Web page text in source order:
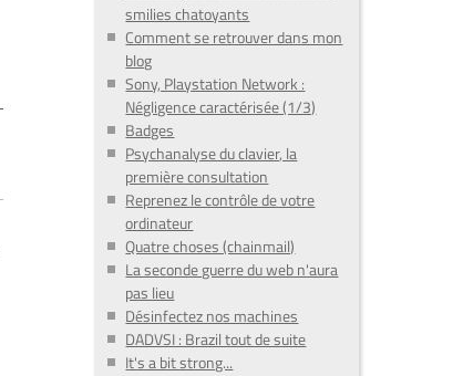
smilies chatoyants
Comment se retrouver dans mon
blog
Sony, Playstation Network :
Négligence caractérisée (1/3)
Badges
Psychanalyse du clavier, la
première consultation
Reprenez le contrôle de votre
ordinateur
Quatre choses (chainmail)
La seconde guerre du web n'aura
pas lieu
Désinfectez nos machines
DADVSI : Brazil tout de suite
It's a bit strong...